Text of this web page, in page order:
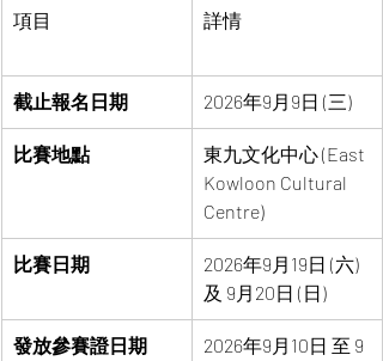
項目 詳情
截止報名日期 2026年9月9日 (三)
比賽地點
東九文化中心 (East
Kowloon Cultural
Centre)
比賽日期
2026年9月19日 (六)
及 9月20日 (日)
發放參賽證日期
2026年9月10日 至 9